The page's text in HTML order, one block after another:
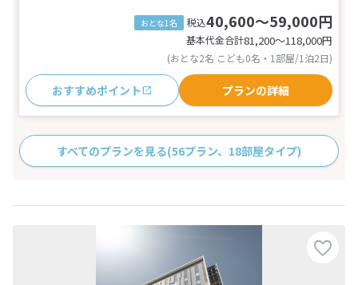
おとな1名 税込40,600～59,000円
基本代金合計81,200〜118,000円
(おとな2名 こども0名・1部屋/1泊2日)
おすすめポイント プランの詳細
すべてのプランを見る(56プラン、18部屋タイプ)